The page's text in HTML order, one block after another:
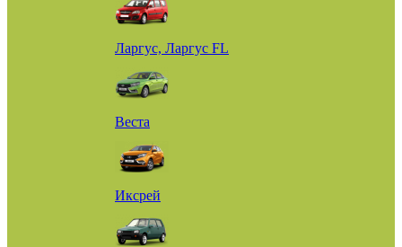
Ларгус, Ларгус FL
Веста
Иксрей